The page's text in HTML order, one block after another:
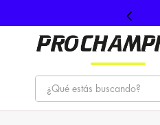
¿Qué estás buscando?